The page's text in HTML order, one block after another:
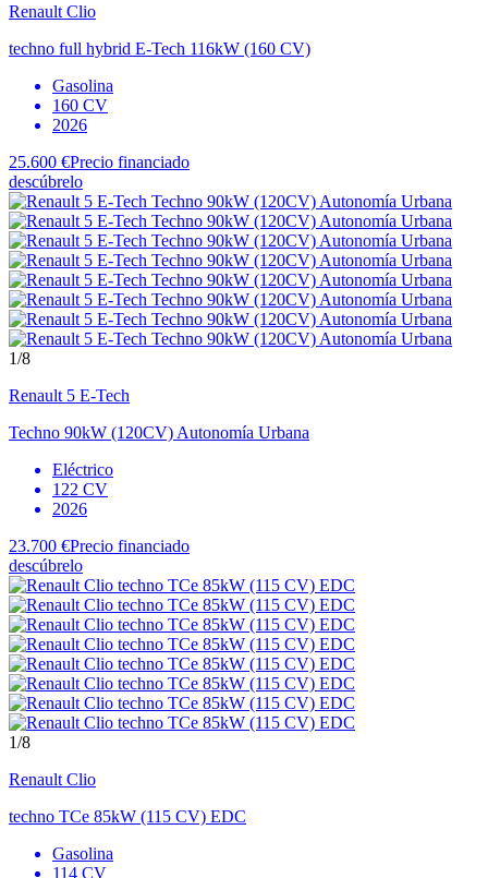
Renault Clio
techno full hybrid E-Tech 116kW (160 CV)
Gasolina
160 CV
2026
25.600 €Precio financiado
descúbrelo
1/8
Renault 5 E-Tech
Techno 90kW (120CV) Autonomía Urbana
Eléctrico
122 CV
2026
23.700 €Precio financiado
descúbrelo
1/8
Renault Clio
techno TCe 85kW (115 CV) EDC
Gasolina
114 CV